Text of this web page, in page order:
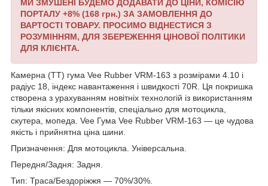
МИ ЗМУШЕНІ БУДЕМО ДОДАВАТИ ДО ЦІНИ, КОМІСІЮ
ПОРТАЛУ +8% (168 грн.) ЗА ЗАМОВЛЕННЯ ДО
ВАРТОСТІ ТОВАРУ. ПРОСИМО ВІДНЕСТИСЯ З
РОЗУМІННЯМ, ДЛЯ ЗБЕРЕЖЕННЯ ЦІНОВОЇ ПОЛІТИКИ
ДЛЯ КЛІЄНТА.
Камерна (TT) гума Vee Rubber VRM-163 з розмірами 4.10 і
радіус 18, індекс навантаження і швидкості 70R. Ця покришка
створена з урахуванням новітніх технологій із використанням
тільки якісних компонентів, спеціально для мотоцикла,
скутера, мопеда. Vee Гума Vee Rubber VRM-163 — це чудова
якість і прийнятна ціна шини.
Призначення: Для мотоцикла. Універсальна.
Передня/Задня: Задня.
Тип: Траса/Бездоріжжя — 70%/30%.